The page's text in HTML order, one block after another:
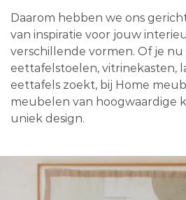
Daarom hebben we ons
van inspiratie voor jouw
verschillende vormen. Of je nu
eettafelstoelen, vitrinekasten,
eettafels zoekt, bij Home
meubelen van hoogwaardige
uniek design.